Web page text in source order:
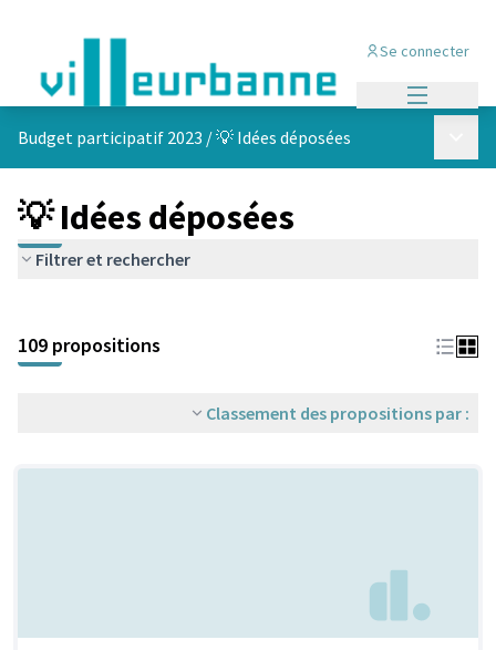
Se connecter
Budget participatif 2023 /💡 Idées déposées
💡 Idées déposées
Filtrer et rechercher
+
−
109 propositions
Classement des propositions par :